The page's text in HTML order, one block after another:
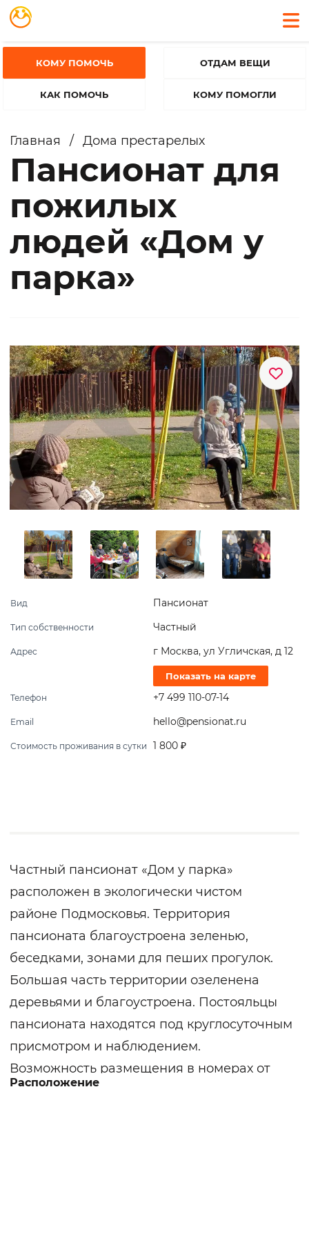
КОМУ ПОМОЧЬ
КАК ПОМОЧЬ
ОТДАМ ВЕЩИ
КОМУ ПОМОГЛИ
Главная / Дома престарелых
Пансионат для
пожилых
людей «Дом у
парка»
Вид Пансионат
Тип собственности Частный
Адрес г Москва, ул Угличская, д 12
Показать на карте
Телефон +7 499 110-07-14
Email hello@pensionat.ru
Стоимость проживания в сутки 1 800 ₽
Частный пансионат «Дом у парка»
расположен в экологически чистом
районе Подмосковья. Территория
пансионата благоустроена зеленью,
беседками, зонами для пеших прогулок.
Большая часть территории озеленена
деревьями и благоустроена. Постояльцы
пансионата находятся под круглосуточным
присмотром и наблюдением.
Возможность размещения в номерах от
двух до четырех человек. Номера
Расположение